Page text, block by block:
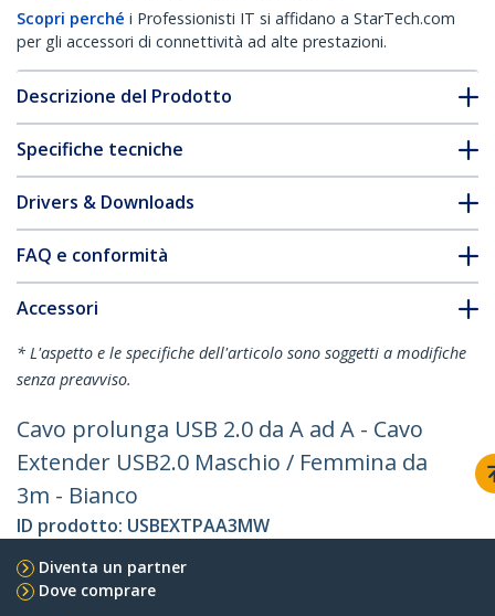
Scopri perché i Professionisti IT si affidano a StarTech.com
per gli accessori di connettività ad alte prestazioni.
Descrizione del Prodotto
Specifiche tecniche
Drivers & Downloads
FAQ e conformità
Accessori
* L'aspetto e le specifiche dell'articolo sono soggetti a modifiche
senza preavviso.
Cavo prolunga USB 2.0 da A ad A - Cavo
Extender USB2.0 Maschio / Femmina da
3m - Bianco
ID prodotto: USBEXTPAA3MW
Diventa un partner
Dove comprare